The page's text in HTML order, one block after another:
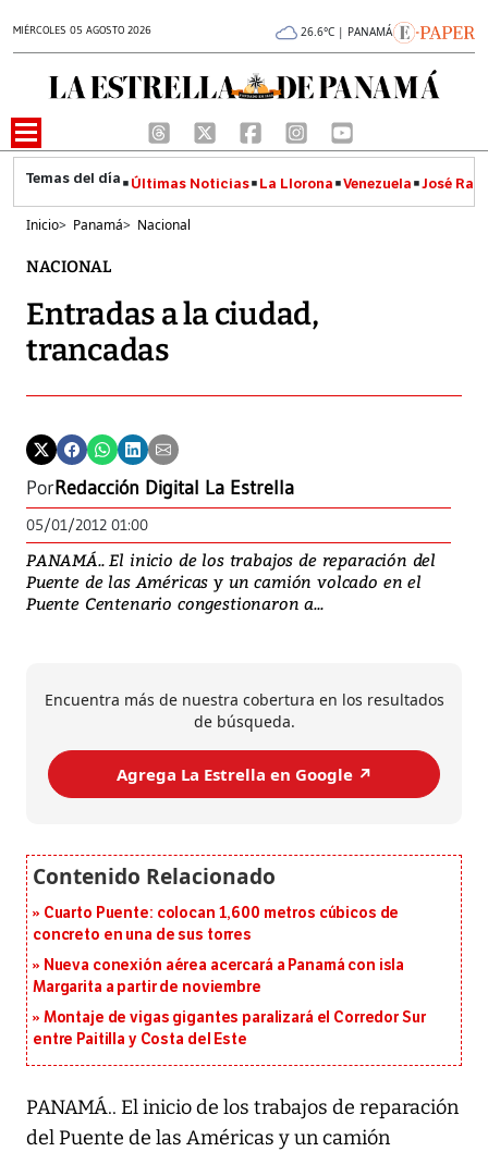
MIÉRCOLES 05 AGOSTO 2026 26.6°C | PANAMÁ
Últimas Noticias La Llorona Venezuela José
Inicio> Panamá> Nacional
NACIONAL
Entradas a la ciudad,
trancadas
PorRedacción Digital La Estrella
05/01/2012 01:00
PANAMÁ.. El inicio de los trabajos de reparación del
Puente de las Américas y un camión volcado en el
Puente Centenario congestionaron a...
Encuentra más de nuestra cobertura en los resultados
de búsqueda.
Agrega La Estrella en Google ↗️
Cuarto Puente: colocan 1,600 metros cúbicos de
concreto en una de sus torres
Nueva conexión aérea acercará a Panamá con isla
Margarita a partir de noviembre
Montaje de vigas gigantes paralizará el Corredor Sur
entre Paitilla y Costa del Este
PANAMÁ.. El inicio de los trabajos de reparación
del Puente de las Américas y un camión